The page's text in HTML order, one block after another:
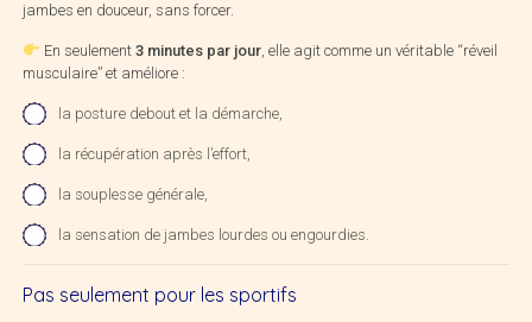
jambes en douceur, sans forcer.
En seulement 3 minutes par jour, elle agit comme un véritable “réveil
musculaire” et améliore :
la posture debout et la démarche,
la récupération après l’effort,
la souplesse générale,
la sensation de jambes lourdes ou engourdies.
Pas seulement pour les sportifs